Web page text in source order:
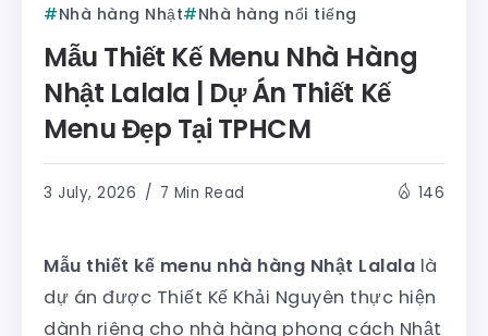
Nhà hàng Nhật
Nhà hàng nổi tiếng
Mẫu Thiết Kế Menu Nhà Hàng
Nhật Lalala | Dự Án Thiết Kế
Menu Đẹp Tại TPHCM
3 July, 2026 7 Min Read 146
Mẫu thiết kế menu nhà hàng Nhật Lalala là
dự án được Thiết Kế Khải Nguyên thực hiện
dành riêng cho nhà hàng phong cách Nhật